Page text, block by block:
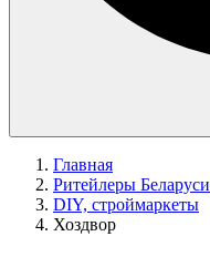
Главная
Ритейлеры Беларуси
DIY, строймаркеты
Хоздвор